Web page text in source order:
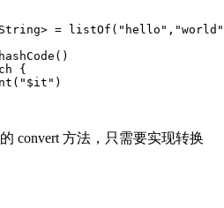
convert 方法，只需要实现转换